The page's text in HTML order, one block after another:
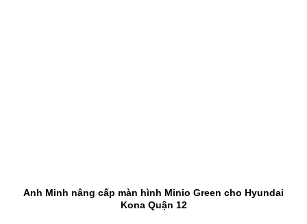
Anh Minh nâng cấp màn hình Minio Green cho Hyundai
Kona Quận 12